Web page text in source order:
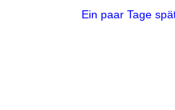
Ein paar Tage